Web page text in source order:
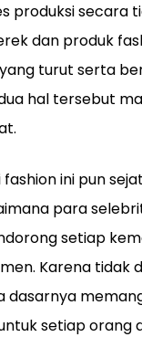
produksi secara
dan produk
turut serta
hal tersebut
ini pun
para
setiap
Karena tidak
setiap